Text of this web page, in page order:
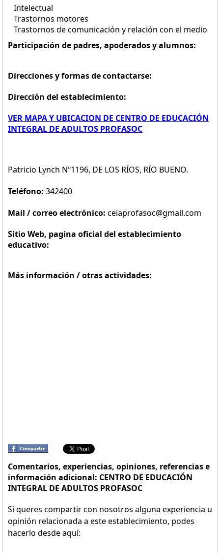
Intelectual
Trastornos motores
Trastornos de comunicación y relación con el medio
Participación de padres, apoderados y alumnos:
Direcciones y formas de contactarse:
Dirección del establecimiento:
VER MAPA Y UBICACION DE CENTRO DE EDUCACIÓN
INTEGRAL DE ADULTOS PROFASOC
Patricio Lynch Nº1196, DE LOS RÍOS, RÍO BUENO.
Teléfono: 342400
Mail / correo electrónico: ceiaprofasoc@gmail.com
Sitio Web, pagina oficial del establecimiento
educativo:
Más información / otras actividades:
Comentarios, experiencias, opiniones, referencias e
información adicional: CENTRO DE EDUCACIÓN
INTEGRAL DE ADULTOS PROFASOC
Si queres compartir con nosotros alguna experiencia u
opinión relacionada a este establecimiento, podes
hacerlo desde aquí: